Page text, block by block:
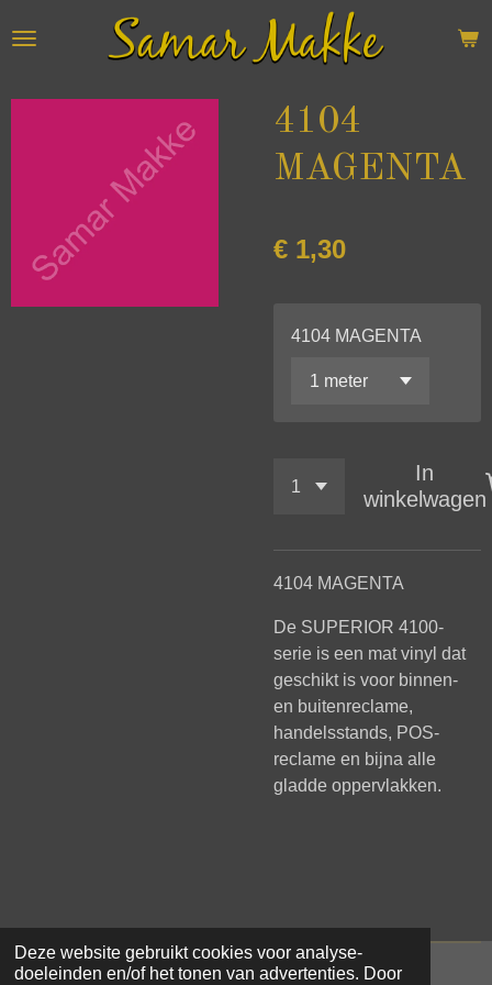
Deze website gebruikt cookies voor analyse-
doeleinden en/of het tonen van advertenties. Door
direct
de
4104
MAGENTA
€ 1,30
4104 MAGENTA
In
winkelwagen
4104 MAGENTA
De SUPERIOR 4100-
serie is een mat vinyl dat
geschikt is voor binnen-
en buitenreclame,
handelsstands, POS-
reclame en bijna alle
gladde oppervlakken.
© 2021 - 2026 Samar Makke